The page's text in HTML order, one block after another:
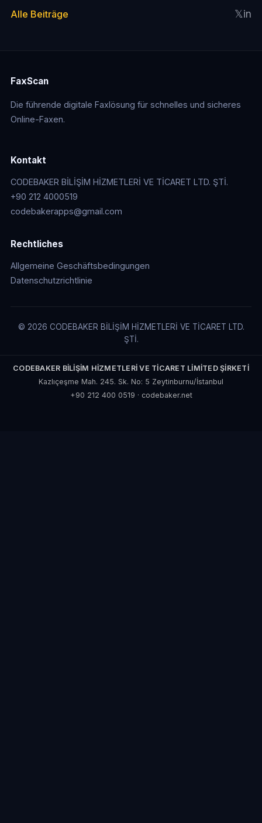
Alle Beiträge 𝕏in
FaxScan
Die führende digitale Faxlösung für schnelles und sicheres
Online-Faxen.
Kontakt
CODEBAKER BİLİŞİM HİZMETLERİ VE TİCARET LTD. ŞTİ.
+90 212 4000519
codebakerapps@gmail.com
Rechtliches
Allgemeine Geschäftsbedingungen
Datenschutzrichtlinie
© 2026 CODEBAKER BİLİŞİM HİZMETLERİ VE TİCARET LTD.
ŞTİ.
CODEBAKER BİLİŞİM HİZMETLERİ VE TİCARET LİMİTED ŞİRKETİ
Kazlıçeşme Mah. 245. Sk. No: 5 Zeytinburnu/İstanbul
+90 212 400 0519 · codebaker.net